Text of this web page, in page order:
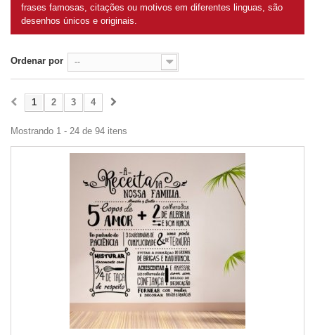
frases famosas, citações ou motivos em diferentes linguas, são
desenhos únicos e originais.
Ordenar por --
1 2 3 4
Mostrando 1 - 24 de 94 itens